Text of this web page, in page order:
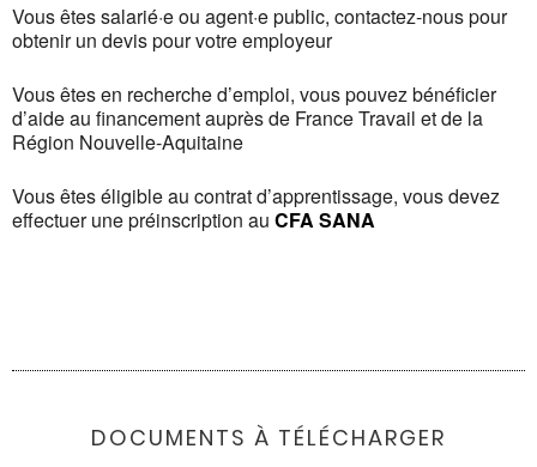
Vous êtes salarié·e ou agent·e public, contactez-nous pour
obtenir un devis pour votre employeur
Vous êtes en recherche d’emploi, vous pouvez bénéficier
d’aide au financement auprès de France Travail et de la
Région Nouvelle-Aquitaine
Vous êtes éligible au contrat d’apprentissage, vous devez
effectuer une préinscription au CFA SANA
DOCUMENTS À TÉLÉCHARGER